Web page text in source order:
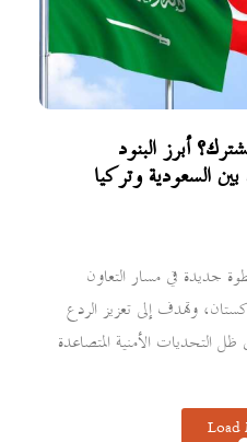
أبرز البنود
السعودية وتركيا
جديدة في مسار التعاون
وتهدف إلى تعزيز الردع
التحديات الأمنية المتصاعدة
Load